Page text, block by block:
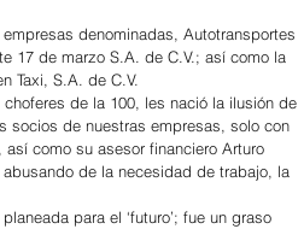
denominadas, Autotransportes
17 de marzo S.A. de C.V.; así como la
Taxi, S.A. de C.V.
de la 100, les nació la ilusión de
socios de nuestras empresas, solo con
como su asesor financiero Arturo
de la necesidad de trabajo, la
para el ‘futuro’; fue un graso